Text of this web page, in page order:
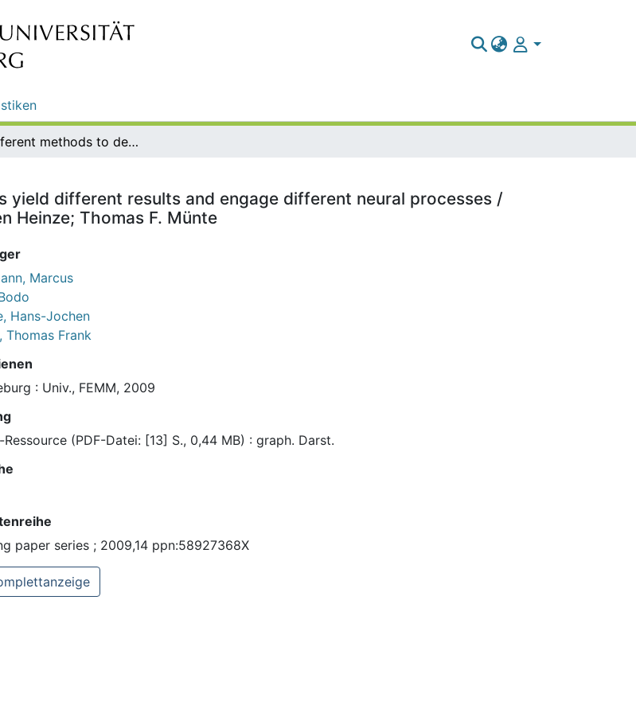
Different methods to define utility functions yield different results and engage different neural processes / Marcus Heldmann; Bodo Vogt; Hans-Jochen Heinze; Thomas F. Münte
different results and engage different neural processes /
Heinze; Thomas F. Münte
Marcus
Hans-Jochen
Thomas Frank
: Univ., FEMM, 2009
Ressource (PDF-Datei: [13] S., 0,44 MB) : graph. Darst.
paper series ; 2009,14 ppn:58927368X